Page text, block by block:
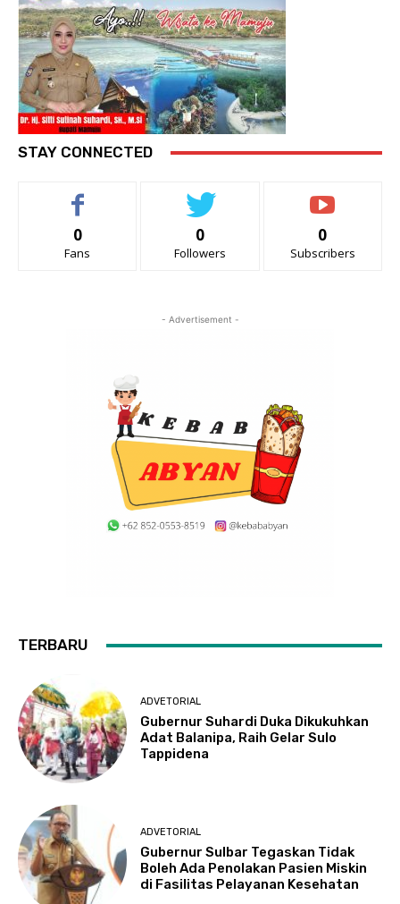
STAY CONNECTED
0
Fans
0
Followers
0
Subscribers
- Advertisement -
TERBARU
ADVETORIAL
Gubernur Suhardi Duka Dikukuhkan
Adat Balanipa, Raih Gelar Sulo
Tappidena
ADVETORIAL
Gubernur Sulbar Tegaskan Tidak
Boleh Ada Penolakan Pasien Miskin
di Fasilitas Pelayanan Kesehatan